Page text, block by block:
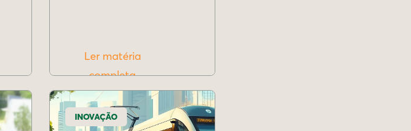
Ler matéria
completa
INOVAÇÃO